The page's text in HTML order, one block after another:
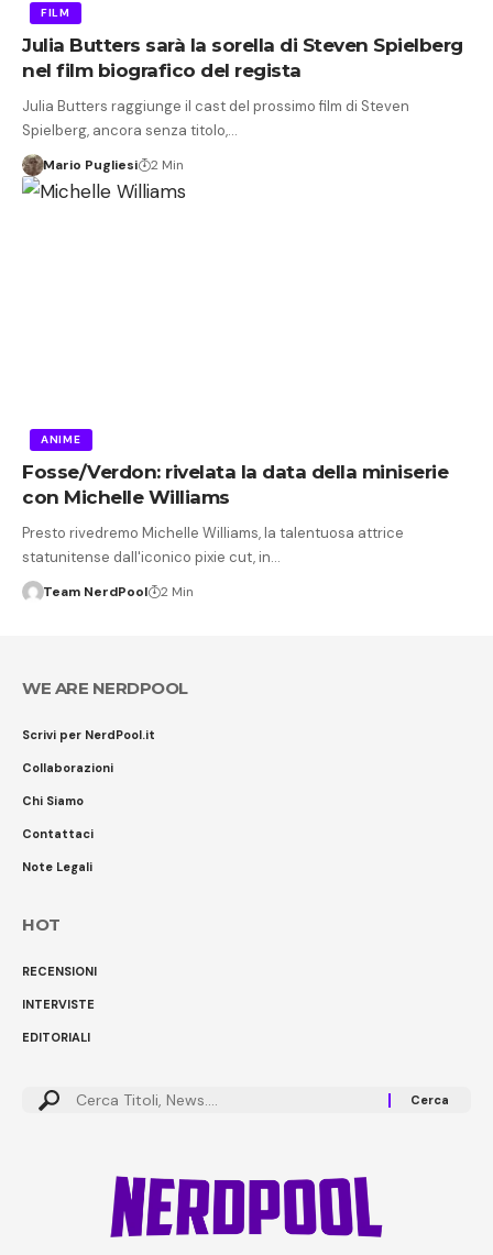
FILM
Julia Butters sarà la sorella di Steven Spielberg
nel film biografico del regista
Julia Butters raggiunge il cast del prossimo film di Steven
Spielberg, ancora senza titolo,…
Mario Pugliesi 2 Min
ANIME
Fosse/Verdon: rivelata la data della miniserie
con Michelle Williams
Presto rivedremo Michelle Williams, la talentuosa attrice
statunitense dall'iconico pixie cut, in…
Team NerdPool 2 Min
WE ARE NERDPOOL
Scrivi per NerdPool.it
Collaborazioni
Chi Siamo
Contattaci
Note Legali
HOT
RECENSIONI
INTERVISTE
EDITORIALI
Cerca: